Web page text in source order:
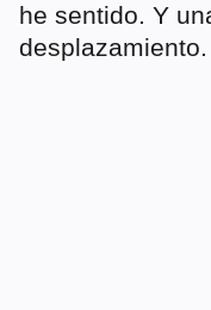
he sentido. Y
desplazamiento.